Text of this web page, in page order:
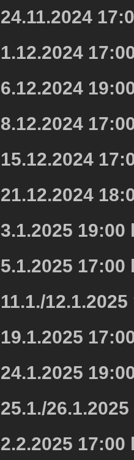
24.11.2024
1.12.2024
6.12.2024
8.12.2024
15.12.2024
21.12.2024
3.1.2025 19:00
5.1.2025
11.1./
19.1.2025
24.1.2025
25.1./
2.2.2025